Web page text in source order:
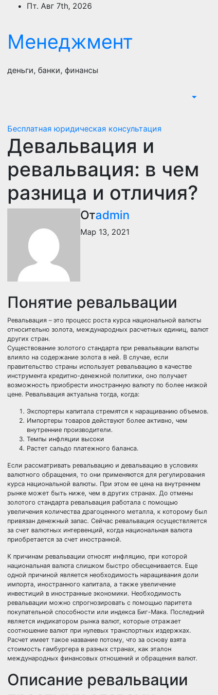
ПерейтиПт. Авг 7th, 2026
Менеджмент
деньги, банки, финансы
Бесплатная юридическая консультация
Девальвация и
ревальвация: в чем
разница и отличия?
Отadmin
Мар 13, 2021
Понятие ревальвации
Ревальвация – это процесс роста курса национальной валюты
относительно золота, международных расчетных единиц, валют
других стран.
Существование золотого стандарта при ревальвации валюты
влияло на содержание золота в ней. В случае, если
правительство страны использует ревальвацию в качестве
инструмента кредитно-денежной политики, оно получает
возможность приобрести иностранную валюту по более низкой
цене. Ревальвация актуальна тогда, когда:
Экспортеры капитала стремятся к наращиванию объемов.
Импортеры товаров действуют более активно, чем
внутренние производители.
Темпы инфляции высоки
Растет сальдо платежного баланса.
Если рассматривать ревальвацию и девальвацию в условиях
валютного обращения, то они применяются для регулирования
курса национальной валюты. При этом ее цена на внутреннем
рынке может быть ниже, чем в других странах. До отмены
золотого стандарта ревальвация работала с помощью
увеличения количества драгоценного металла, к которому был
привязан денежный запас. Сейчас ревальвация осуществляется
за счет валютных интервенций, когда национальная валюта
приобретается за счет иностранной.
К причинам ревальвации относят инфляцию, при которой
национальная валюта слишком быстро обесценивается. Еще
одной причиной является необходимость наращивания доли
импорта, иностранного капитала, а также увеличение
инвестиций в иностранные экономики. Необходимость
ревальвации можно спрогнозировать с помощью паритета
покупательной способности или индекса Биг-Мака. Последний
является индикатором рынка валют, которые отражает
соотношение валют при нулевых транспортных издержках.
Расчет имеет такое название потому, что за основу взята
стоимость гамбургера в разных странах, как эталон
международных финансовых отношений и обращения валют.
Описание ревальвации